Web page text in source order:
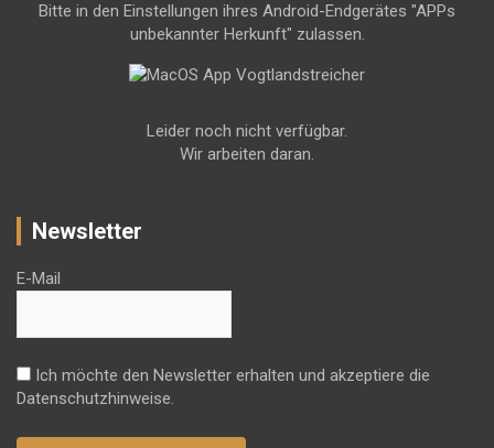
Bitte in den Einstellungen ihres Android-Endgerätes "APPs
unbekannter Herkunft" zulassen.
Leider noch nicht verfügbar.
Wir arbeiten daran.
Newsletter
E-Mail
Ich möchte den Newsletter erhalten und akzeptiere die
Datenschutzhinweise.